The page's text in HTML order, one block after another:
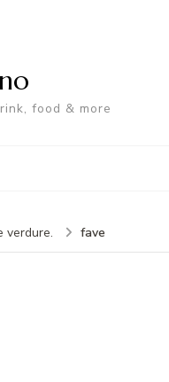
food & more
verdure.
fave